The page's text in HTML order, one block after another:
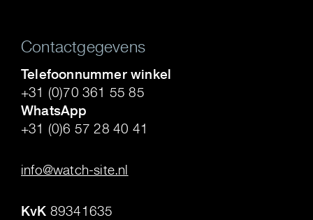
Contactgegevens
Telefoonnummer winkel
+31 (0)70 361 55 85
WhatsApp
+31 (0)6 57 28 40 41
info@watch-site.nl
KvK 89341635